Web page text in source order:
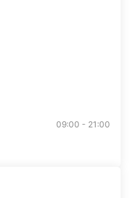
09:00 - 21:00